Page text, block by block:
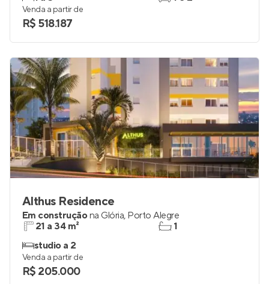
Venda a partir de
R$ 518.187
Althus Residence
Em construçãona Glória, Porto Alegre
21 a 34 m²
studio a 2
1
Venda a partir de
R$ 205.000